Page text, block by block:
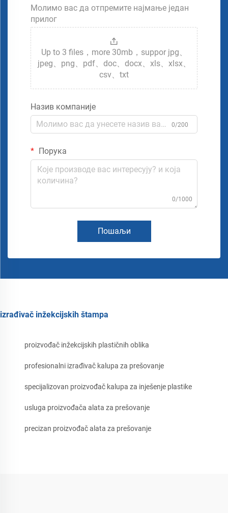
Молимо вас да отпремите најмање један
прилог
Up to 3 files，more 30mb，suppor jpg、
jpeg、png、pdf、doc、docx、xls、xlsx、
csv、txt
Назив компаније
0/200
Порука
0/1000
Пошаљи
izrađivač inžekcijskih štampa
proizvođač inžekcijskih plastičnih oblika
profesionalni izrađivač kalupa za prešovanje
specijalizovan proizvođač kalupa za inješenje plastike
usluga proizvođača alata za prešovanje
precizan proizvođač alata za prešovanje